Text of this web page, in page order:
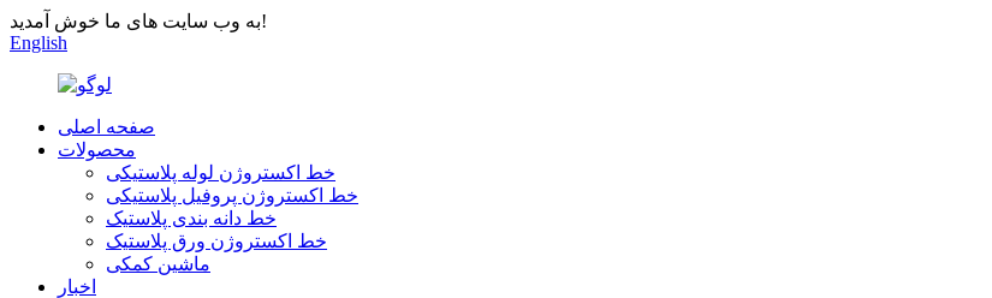
به وب سایت های ما خوش آمدید!
English
صفحه اصلی
محصولات
خط اکستروژن لوله پلاستیکی
خط اکستروژن پروفیل پلاستیکی
خط دانه بندی پلاستیک
خط اکستروژن ورق پلاستیک
ماشین کمکی
اخبار